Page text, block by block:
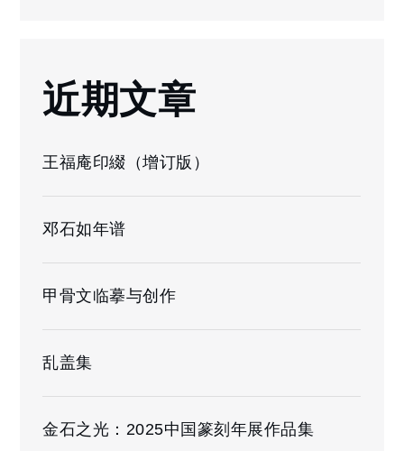
近期文章
王福庵印綴（增订版）
邓石如年谱
甲骨文临摹与创作
乱盖集
金石之光：2025中国篆刻年展作品集